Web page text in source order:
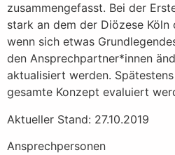
zusammengefasst. Bei der
stark an dem der Diözese
wenn sich etwas
den Ansprechpartner*innen
aktualisiert werden.
gesamte Konzept evaluiert
Aktueller Stand: 27.10.2019
Ansprechpersonen